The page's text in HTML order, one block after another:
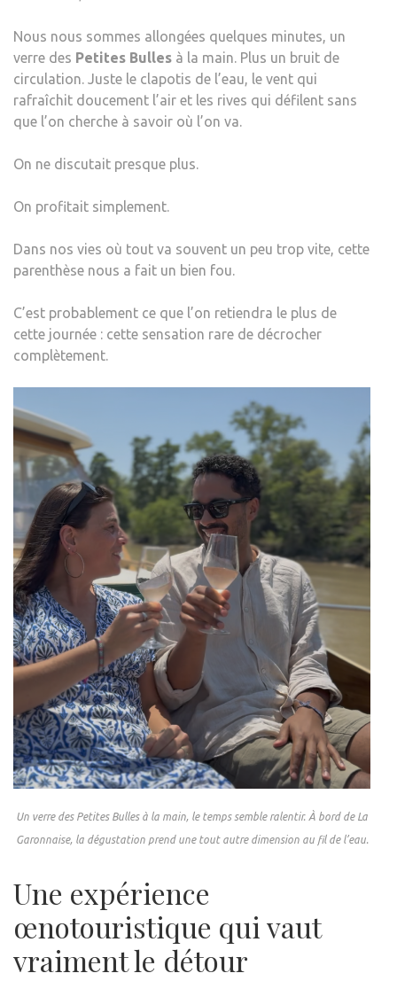
Nous nous sommes allongées quelques minutes, un
verre des Petites Bulles à la main. Plus un bruit de
circulation. Juste le clapotis de l’eau, le vent qui
rafraîchit doucement l’air et les rives qui défilent sans
que l’on cherche à savoir où l’on va.
On ne discutait presque plus.
On profitait simplement.
Dans nos vies où tout va souvent un peu trop vite, cette
parenthèse nous a fait un bien fou.
C’est probablement ce que l’on retiendra le plus de
cette journée : cette sensation rare de décrocher
complètement.
Un verre des Petites Bulles à la main, le temps semble ralentir. À bord de La
Garonnaise, la dégustation prend une tout autre dimension au fil de l’eau.
Une expérience
œnotouristique qui vaut
vraiment le détour